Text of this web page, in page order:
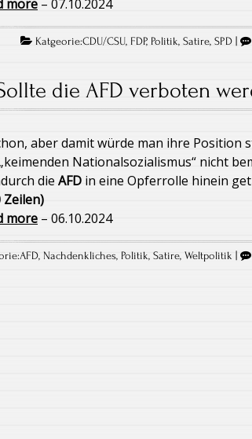
more – 07.10.2024
Katgeorie:CDU/CSU, FDP, Politik,Satire,SPD |
die AFD verboten
aber damit würde man ihre Position
Nationalsozialismus“ nicht
die AFD in eine Opferrolle hinein
Zeilen)
more – 06.10.2024
AFD, Nachdenkliches,Politik,Satire,Weltpolitik |